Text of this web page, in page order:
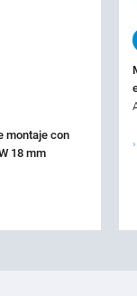
montaje con
18 mm